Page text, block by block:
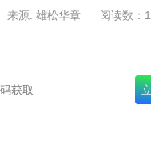
来源: 雄松华章 阅读数：